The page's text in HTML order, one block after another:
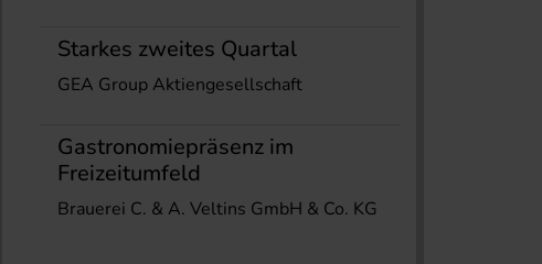
Starkes zweites Quartal
GEA Group Aktiengesellschaft
Gastronomiepräsenz im
Freizeitumfeld
Brauerei C. & A. Veltins GmbH & Co. KG